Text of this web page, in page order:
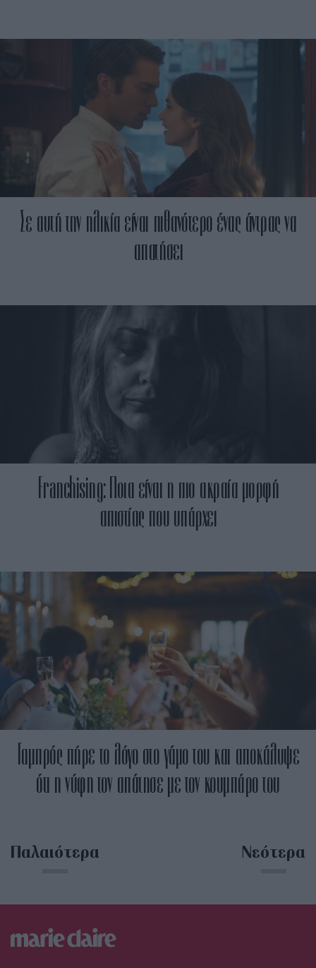
Σε αυτή την ηλικία είναι πιθανότερο ένας άντρας να
απατήσει
Franchising: Ποια είναι η πιο ακραία μορφή
απιστίας που υπάρχει
Γαμπρός πήρε το λόγο στο γάμο του και αποκάλυψε
ότι η νύφη τον απάτησε με τον κουμπάρο του
Παλαιότερα Νεότερα